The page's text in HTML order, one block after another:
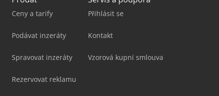
Ceny a tarify
Podávat inzeráty
Spravovat inzeráty
Rezervovat reklamu
Přihlásit se
Kontakt
Vzorová kupní smlouva